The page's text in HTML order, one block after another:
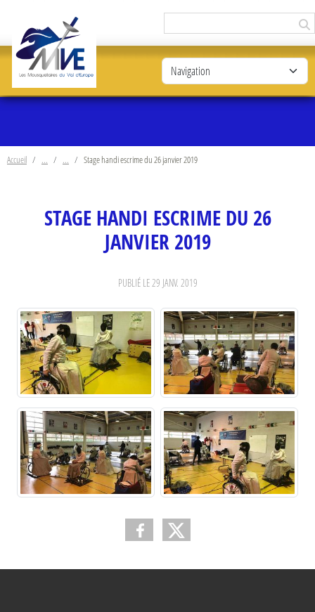
Accueil Stage handi escrime du 26 janvier 2019
STAGE HANDI ESCRIME DU 26
JANVIER 2019
PUBLIÉ LE29 JANV. 2019